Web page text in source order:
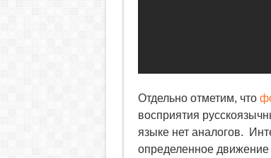
Отдельно отметим, что
восприятия
языке нет аналогов.
определенное движение